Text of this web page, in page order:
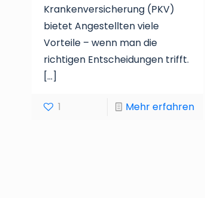
Krankenversicherung (PKV)
bietet Angestellten viele
Vorteile – wenn man die
richtigen Entscheidungen trifft.
[…]
1 Mehr erfahren